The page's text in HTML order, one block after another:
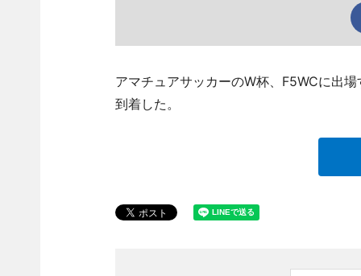
アマチュアサッカーのW杯、F5WCに出
到着した。